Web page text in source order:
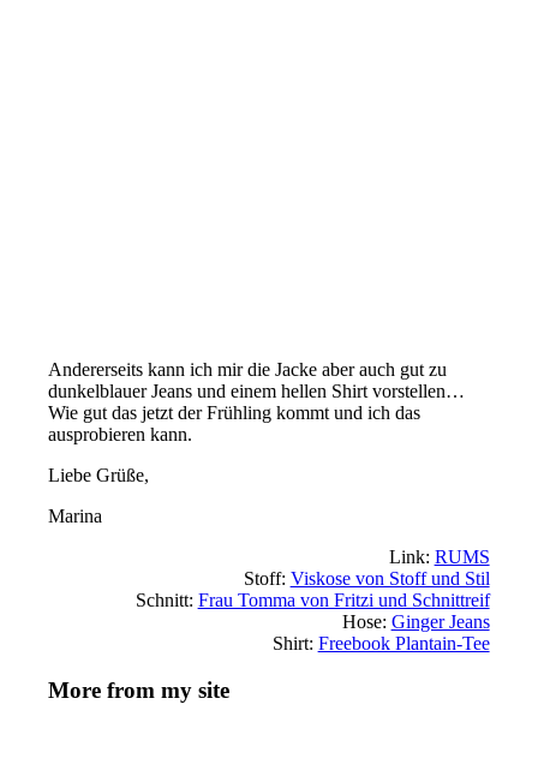
Andererseits kann ich mir die Jacke aber auch gut zu
dunkelblauer Jeans und einem hellen Shirt vorstellen…
Wie gut das jetzt der Frühling kommt und ich das
ausprobieren kann.
Liebe Grüße,
Marina
Link: RUMS
Stoff: Viskose von Stoff und Stil
Schnitt: Frau Tomma von Fritzi und Schnittreif
Hose: Ginger Jeans
Shirt: Freebook Plantain-Tee
More from my site